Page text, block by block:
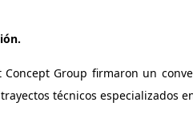
Concept Group firmaron un
técnicos especializados